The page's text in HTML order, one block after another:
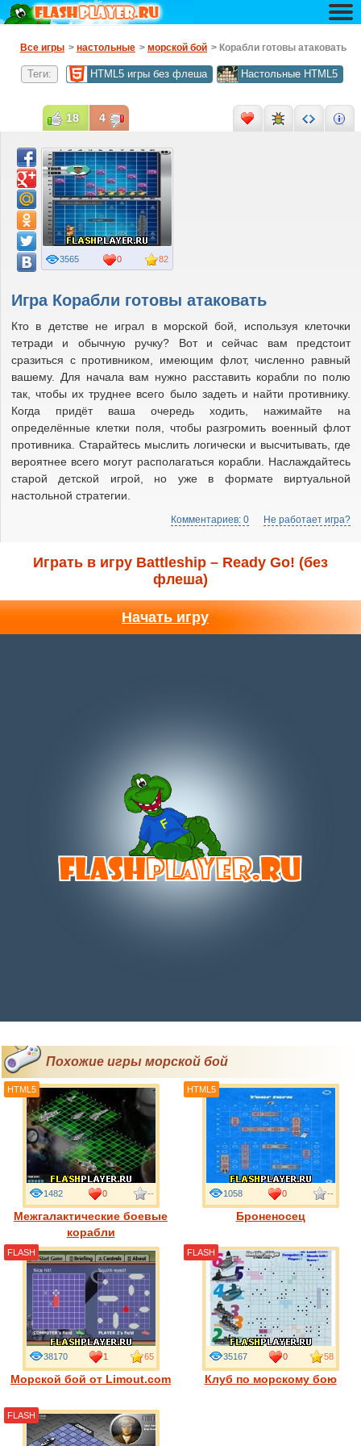
Все игры > настольные > морской бой > Корабли готовы атаковать
Теги: HTML5 игры без флеша Настольные HTML5
Игра Корабли готовы атаковать
Кто в детстве не играл в морской бой, используя клеточки
тетради и обычную ручку? Вот и сейчас вам предстоит
сразиться с противником, имеющим флот, численно равный
вашему. Для начала вам нужно расставить корабли по полю
так, чтобы их труднее всего было задеть и найти противнику.
Когда придёт ваша очередь ходить, нажимайте на
определённые клетки поля, чтобы разгромить военный флот
противника. Старайтесь мыслить логически и высчитывать, где
вероятнее всего могут располагаться корабли. Наслаждайтесь
старой детской игрой, но уже в формате виртуальной
настольной стратегии.
Комментариев: 0 Не работает игра?
82
3565 0
18 4
Играть в игру Battleship – Ready Go! (без
флеша)
Начать игру
Похожие игры морской бой
Межгалактические боевые
корабли
1482 0 --
HTML5
Броненосец
1058 0 --
HTML5
Морской бой от Limout.com
38170 1 65
FLASH
Клуб по морскому бою
35167 0 58
FLASH
FLASH